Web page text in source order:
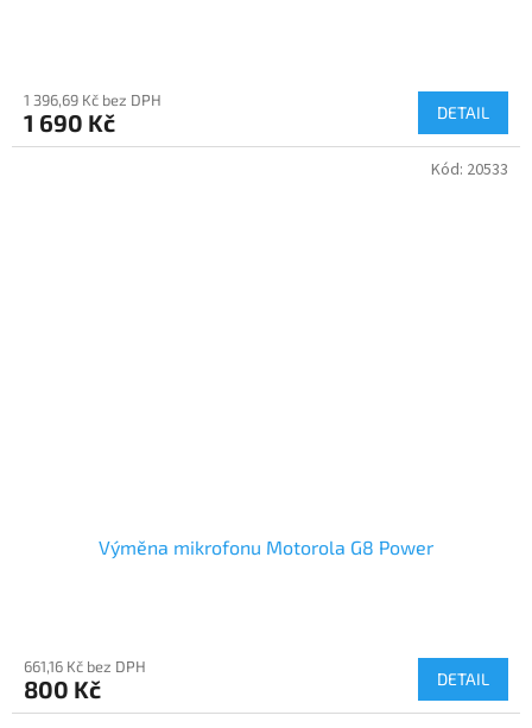
1 396,69 Kč bez DPH
1 690 Kč DETAIL
Výměna mikrofonu Motorola G8 Power
661,16 Kč bez DPH
800 Kč DETAIL
Kód: 20533